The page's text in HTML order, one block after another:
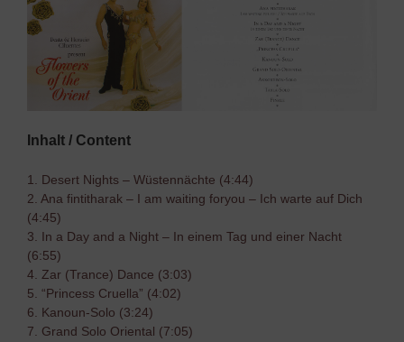
Inhalt / Content
1. Desert Nights – Wüstennächte (4:44)
2. Ana fintitharak – I am waiting foryou – Ich warte auf Dich
(4:45)
3. In a Day and a Night – In einem Tag und einer Nacht
(6:55)
4. Zar (Trance) Dance (3:03)
5. “Princess Cruella” (4:02)
6. Kanoun-Solo (3:24)
7. Grand Solo Oriental (7:05)